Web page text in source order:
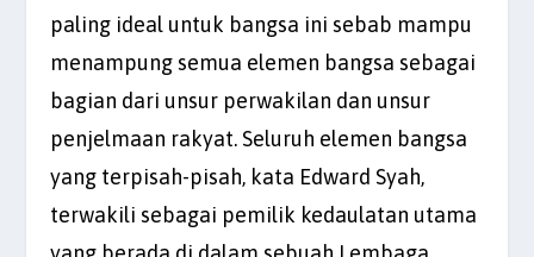
paling ideal untuk bangsa ini sebab mampu
menampung semua elemen bangsa sebagai
bagian dari unsur perwakilan dan unsur
penjelmaan rakyat. Seluruh elemen bangsa
yang terpisah-pisah, kata Edward Syah,
terwakili sebagai pemilik kedaulatan utama